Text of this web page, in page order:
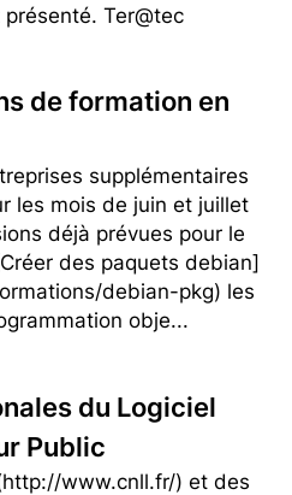
Ter@tec
de formation en
supplémentaires
les mois de juin et juillet
déjà prévues pour le
des paquets debian]
debian-pkg) les
obje...
du Logiciel
Public
www.cnll.fr/) et des